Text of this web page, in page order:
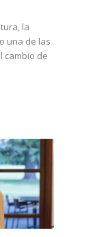
la
una de las
cambio de